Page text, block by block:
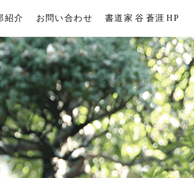
紹介 お問い合わせ 書道家 谷 蒼涯 HP